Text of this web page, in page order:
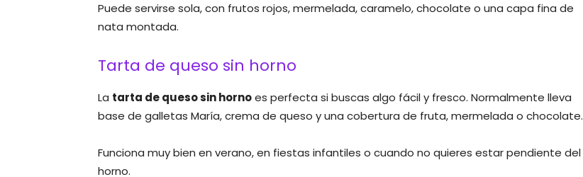
Puede servirse sola, con frutos rojos, mermelada, caramelo, chocolate o una capa fina de
nata montada.
Tarta de queso sin horno
La tarta de queso sin hornoes perfecta si buscas algo fácil y fresco. Normalmente lleva
base de galletas María, crema de queso y una cobertura de fruta, mermelada o chocolate.
Funciona muy bien en verano, en fiestas infantiles o cuando no quieres estar pendiente del
horno.